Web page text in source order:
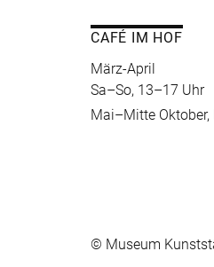
CAFÉ IM HOF
März-April
Sa–So, 13–17 Uhr
Mai–Mitte
© Museum